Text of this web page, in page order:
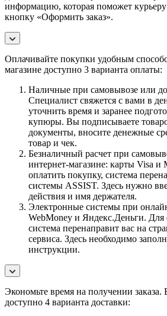
информацию, которая поможет
кнопку «Оформить заказ».
Оплачивайте покупки удобным
магазине доступно 3 варианта оплаты:
Наличные при самовывозе или
Специалист свяжется с вами в
уточнить время и заранее
купюры. Вы подписываете
документы, вносите денежные
товар и чек.
Безналичный расчет при
интернет-магазине: карты Visa и
оплатить покупку, система
системы ASSIST. Здесь нужно
действия и имя держателя.
Электронные системы при
WebMoney и Яндекс.Деньги.
система перенаправит вас на
сервиса. Здесь необходимо
инструкции.
Экономьте время на получении заказа.
доступно 4 варианта доставки: